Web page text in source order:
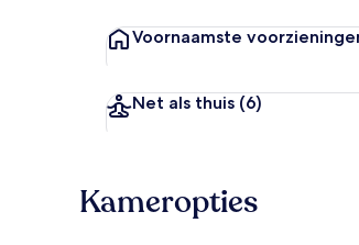
Voornaamste
Net als thuis (6)
Kameropties